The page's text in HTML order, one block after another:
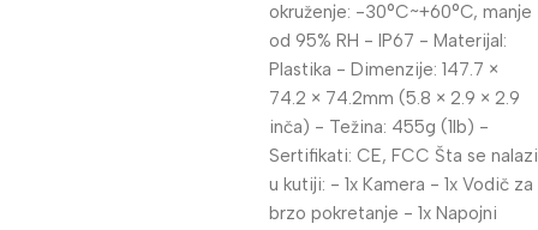
okruženje: -30°C~+60°C, manje
od 95% RH - IP67 - Materijal:
Plastika - Dimenzije: 147.7 ×
74.2 × 74.2mm (5.8 × 2.9 × 2.9
inča) - Težina: 455g (1lb) -
Sertifikati: CE, FCC Šta se nalazi
u kutiji: - 1x Kamera - 1x Vodič za
brzo pokretanje - 1x Napojni